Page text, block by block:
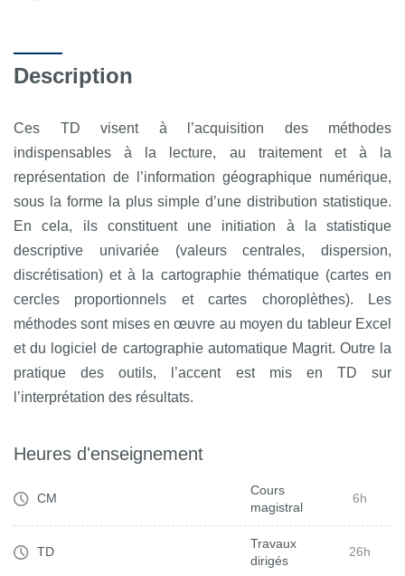
Description
Ces TD visent à l’acquisition des méthodes
indispensables à la lecture, au traitement et à la
représentation de l’information géographique numérique,
sous la forme la plus simple d’une distribution statistique.
En cela, ils constituent une initiation à la statistique
descriptive univariée (valeurs centrales, dispersion,
discrétisation) et à la cartographie thématique (cartes en
cercles proportionnels et cartes choroplèthes). Les
méthodes sont mises en œuvre au moyen du tableur Excel
et du logiciel de cartographie automatique Magrit. Outre la
pratique des outils, l’accent est mis en TD sur
l’interprétation des résultats.
Heures d'enseignement
CM
Cours
magistral
6h
TD
Travaux
dirigés
26h